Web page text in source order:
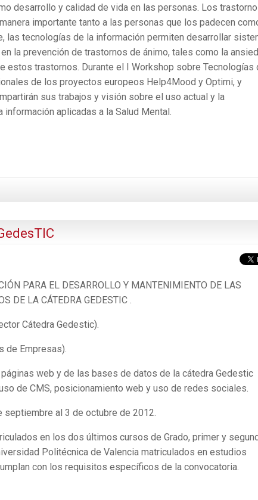
desarrollo y calidad de vida en las personas. Los
importante tanto a las personas que los padecen
las tecnologías de la información permiten desarrollar
la prevención de trastornos de ánimo, tales como la
estos trastornos. Durante el I Workshop sobre Tecnologías
de los proyectos europeos Help4Mood y Optimi, y
sus trabajos y visión sobre el uso actual y la
aplicadas a la Salud Mental.
PARA EL DESARROLLO Y MANTENIMIENTO DE LAS
DE LA CÁTEDRA GEDESTIC .
Cátedra Gedestic).
de Empresas).
web y de las bases de datos de la cátedra Gedestic
de CMS, posicionamiento web y uso de redes sociales.
al 3 de octubre de 2012.
en los dos últimos cursos de Grado, primer y
Politécnica de Valencia matriculados en estudios
con los requisitos específicos de la convocatoria.